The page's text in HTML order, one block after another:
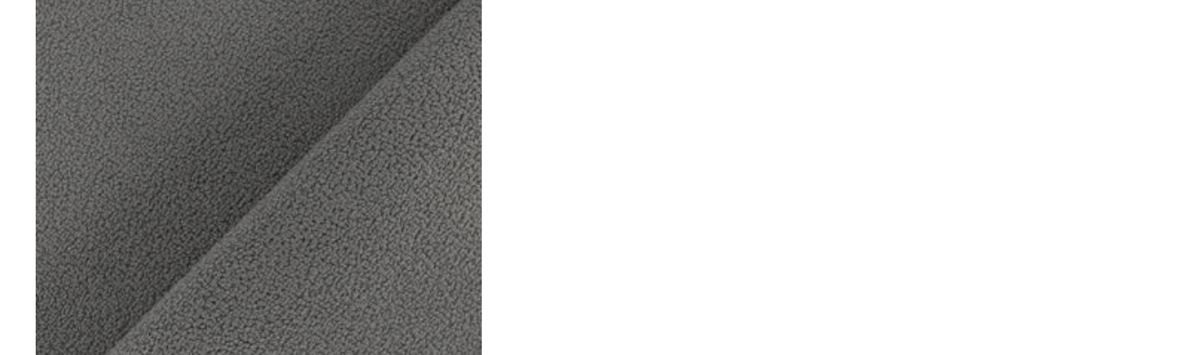
Mod Boucle - Amber
<style type="text/css"><!--td {border: 1px solid #cccccc;}br {mso-data-placement:same-cell;}--></style> <p><span data-sheets-root="1" data-sheets-value='{"1":2,"2":"Inspired by the Tiger’s Eye
成分:100% 聚酯
重量:580 gsm
马丁代尔耐磨测试:通过 120,000 次摩擦测试 次数
保修:3 年
材质:圈圈布
系列:Mod
技术:
已预缩水，可机洗高色牢度，不易褪色低起球面料，触感细腻高强度耐用等级，适合高频使用
护理指南:
液体泼洒时请轻轻吸干
请勿使用漂白剂
建议干洗
中温熨烫